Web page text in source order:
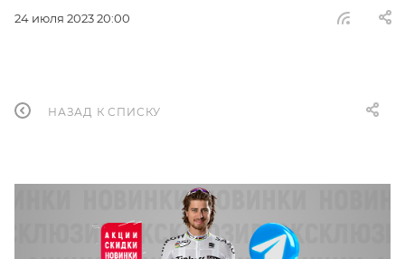
24 июля 2023 20:00
НАЗАД К СПИСКУ